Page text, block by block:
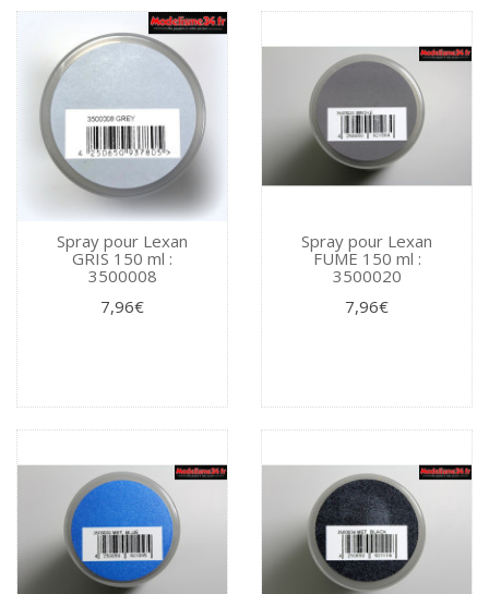
Spray pour Lexan
GRIS 150 ml :
3500008
7,96€
Spray pour Lexan
FUME 150 ml :
3500020
7,96€